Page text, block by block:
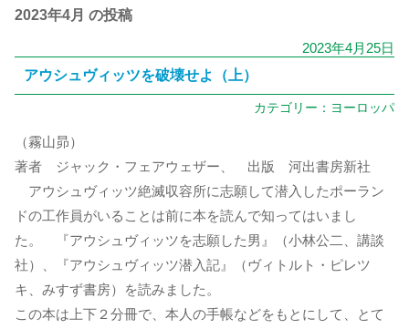
2023年4月 の投稿
2023年4月25日
アウシュヴィッツを破壊せよ（上）
カテゴリー： ヨーロッパ
（霧山昴）
著者 ジャック・フェアウェザー、 出版 河出書房新社
アウシュヴィッツ絶滅収容所に志願して潜入したポーラン
ドの工作員がいることは前に本を読んで知ってはいまし
た。 『アウシュヴィッツを志願した男』（小林公二、講談
社）、『アウシュヴィッツ潜入記』（ヴィトルト・ピレツ
キ、みすず書房）を読みました。
この本は上下２分冊で、本人の手帳などをもとにして、とて